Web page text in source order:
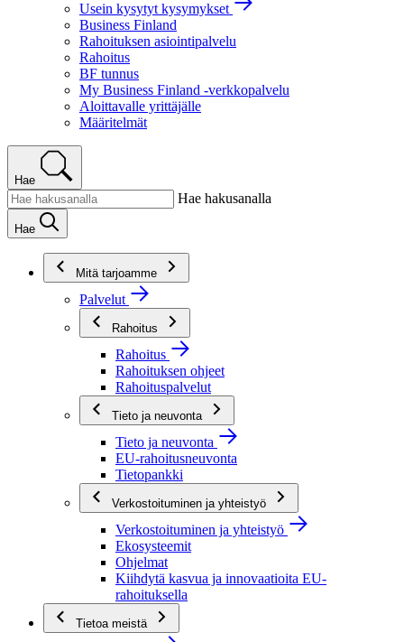
Usein kysytyt kysymykset
Business Finland
Rahoituksen asiointipalvelu
Rahoitus
BF tunnus
My Business Finland -verkkopalvelu
Aloittavalle yrittäjälle
Määritelmät
Hae
Hae hakusanalla
Hae
Mitä tarjoamme
Palvelut
Rahoitus
Rahoitus
Rahoituksen ohjeet
Rahoituspalvelut
Tieto ja neuvonta
Tieto ja neuvonta
EU-rahoitusneuvonta
Tietopankki
Verkostoituminen ja yhteistyö
Verkostoituminen ja yhteistyö
Ekosysteemit
Ohjelmat
Kiihdytä kasvua ja innovaatioita EU-
rahoituksella
Tietoa meistä